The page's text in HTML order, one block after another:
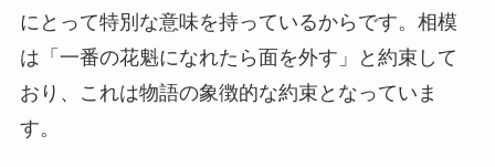
にとって特別な意味を持っているからです。相模
は「一番の花魁になれたら面を外す」と約束して
おり、これは物語の象徴的な約束となっていま
す。